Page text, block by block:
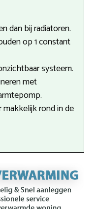
dan bij radiatoren.
op 1 constant
systeem.
met
rond in de